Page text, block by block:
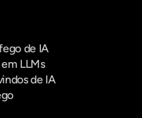
de IA
LLMs
de IA